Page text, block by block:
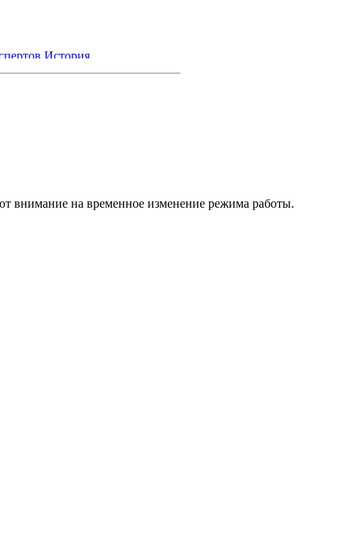
История
внимание на временное изменение режима работы.